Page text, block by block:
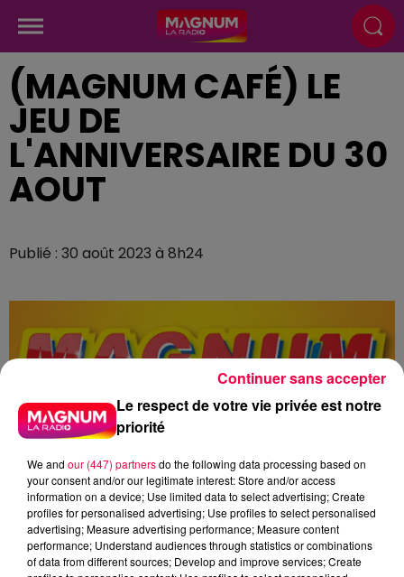
(MAGNUM CAFÉ) LE
JEU DE
L'ANNIVERSAIRE DU 30
AOUT
Publié : 30 août 2023 à 8h24
Le respect de votre vie privée est notre
priorité
We and our (447) partnersdo the following data processing based on
your consent and/or our legitimate interest: Store and/or access
information on a device; Use limited data to select advertising; Create
profiles for personalised advertising; Use profiles to select personalised
advertising; Measure advertising performance; Measure content
performance; Understand audiences through statistics or combinations
of data from different sources; Develop and improve services; Create
Continuer sans accepter